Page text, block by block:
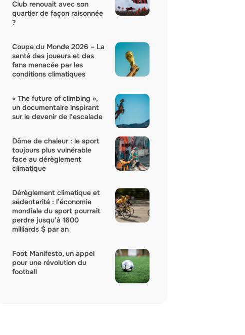
Club renouait avec son
quartier de façon raisonnée
?
Coupe du Monde 2026 – La
santé des joueurs et des
fans menacée par les
conditions climatiques
« The future of climbing »,
un documentaire inspirant
sur le devenir de l’escalade
Dôme de chaleur : le sport
toujours plus vulnérable
face au dérèglement
climatique
Dérèglement climatique et
sédentarité : l’économie
mondiale du sport pourrait
perdre jusqu’à 1600
milliards $ par an
Foot Manifesto, un appel
pour une révolution du
football